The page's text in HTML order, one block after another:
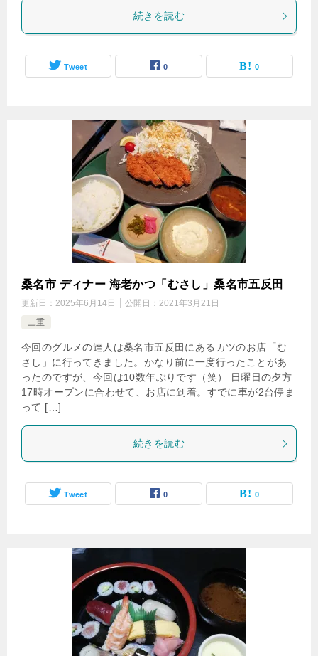
続きを読む
Tweet 0 0
桑名市 ディナー 海老かつ「むさし」桑名市五反田
更新日： 2025年6月14日 公開日： 2021年3月21日
三重
今回のグルメの達人は桑名市五反田にあるカツのお店「む
さし」に行ってきました。かなり前に一度行ったことがあ
ったのですが、今回は10数年ぶりです（笑） 日曜日の夕方
17時オープンに合わせて、お店に到着。すでに車が2台停ま
って […]
続きを読む
Tweet 0 0